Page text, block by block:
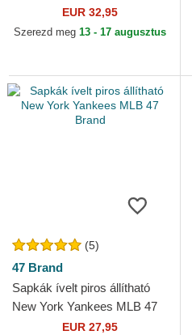
Yankees MLB New Era
EUR 32,95
Szerezd meg 13 - 17 augusztus
(5)
47 Brand
Sapkák ívelt piros állítható
New York Yankees MLB 47
EUR 27,95